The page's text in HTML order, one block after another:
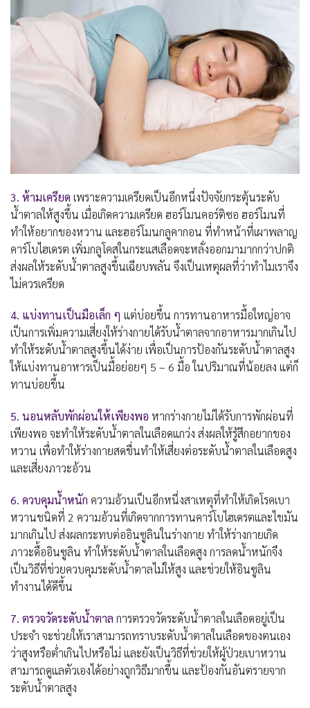
3. ห้ามเครียด เพราะความเครียดเป็นอีกหนึ่งปัจจัยกระตุ้นระดับ
น้ำตาลให้สูงขึ้น เมื่อเกิดความเครียด ฮอร์โมนคอร์ติซอ ฮอร์โมนที่
ทำให้อยากของหวาน และฮอร์โมนกลูคากอน ที่ทำหน้าที่เผาพลาญ
คาร์โบไฮเดรต เพิ่มกลูโคสในกระแสเลือดจะหลั่งออกมามากกว่าปกติ
ส่งผลให้ระดับน้ำตาลสูงขึ้นเฉียบพลัน จึงเป็นเหตุผลที่ว่าทำไมเราจึง
ไม่ควรเครียด
4. แบ่งทานเป็นมือเล็ก ๆ แต่บ่อยขึ้น การทานอาหารมื้อใหญ่อาจ
เป็นการเพิ่มความเสี่ยงให้ร่างกายได้รับน้ำตาลจากอาหารมากเกินไป
ทำให้ระดับน้ำตาลสูงขึ้นได้ง่าย เพื่อเป็นการป้องกันระดับน้ำตาลสูง
ให้แบ่งทานอาหารเป็นมื้อย่อยๆ 5 – 6 มื้อ ในปริมาณที่น้อยลง แต่ก็
ทานบ่อยขึ้น
5. นอนหลับพักผ่อนให้เพียงพอ หากร่างกายไม่ได้รับการพักผ่อนที่
เพียงพอ จะทำให้ระดับน้ำตาลในเลือดแกว่ง ส่งผลให้รู้สึกอยากของ
หวาน เพื่อทำให้ร่างกายสดชื่นทำให้เสี่ยงต่อระดับน้ำตาลในเลือดสูง
และเสี่ยงภาวะอ้วน
6. ควบคุมน้ำหนัก ความอ้วนเป็นอีกหนึ่งสาเหตุที่ทำให้เกิดโรคเบา
หวานชนิดที่ 2 ความอ้วนที่เกิดจากการทานคาร์โบไฮเดรตและไขมัน
มากเกินไป ส่งผลกระทบต่ออินซูลินในร่างกาย ทำให้ร่างกายเกิด
ภาวะดื้ออินซูลิน ทำให้ระดับน้ำตาลในเลือดสูง การลดน้ำหนักจึง
เป็นวิธีที่ช่วยควบคุมระดับน้ำตาลไม่ให้สูง และช่วยให้อินซูลิน
ทำงานได้ดีขึ้น
7. ตรวจวัดระดับน้ำตาล การตรวจวัดระดับน้ำตาลในเลือดอยู่เป็น
ประจำ จะช่วยให้เราสามารถทราบระดับน้ำตาลในเลือดของตนเอง
ว่าสูงหรือต่ำเกินไปหรือไม่ และยังเป็นวิธีที่ช่วยให้ผู้ป่วยเบาหวาน
สามารถดูแลตัวเองได้อย่างถูกวิธีมากขึ้น และป้องกันอันตรายจาก
ระดับน้ำตาลสูง